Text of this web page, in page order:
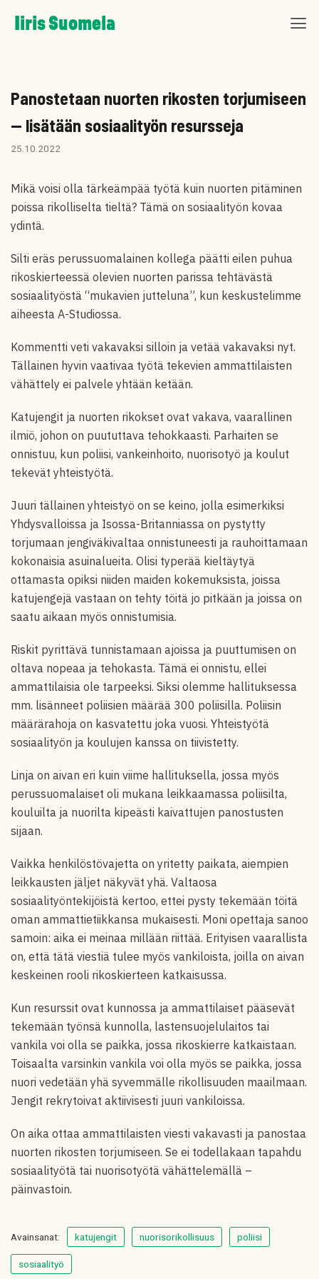
Skip
to
Iiris Suomela
Panostetaan nuorten rikosten torjumiseen
— lisätään sosiaalityön resursseja
25.10.2022
Mikä voisi olla tärkeämpää työtä kuin nuorten pitäminen
poissa rikolliselta tieltä? Tämä on sosiaalityön kovaa
ydintä.
Silti eräs perussuomalainen kollega päätti eilen puhua
rikoskierteessä olevien nuorten parissa tehtävästä
sosiaalityöstä “mukavien jutteluna”, kun keskustelimme
aiheesta A-Studiossa.
Kommentti veti vakavaksi silloin ja vetää vakavaksi nyt.
Tällainen hyvin vaativaa työtä tekevien ammattilaisten
vähättely ei palvele yhtään ketään.
Katujengit ja nuorten rikokset ovat vakava, vaarallinen
ilmiö, johon on puututtava tehokkaasti. Parhaiten se
onnistuu, kun poliisi, vankeinhoito, nuorisotyö ja koulut
tekevät yhteistyötä.
Juuri tällainen yhteistyö on se keino, jolla esimerkiksi
Yhdysvalloissa ja Isossa-Britanniassa on pystytty
torjumaan jengiväkivaltaa onnistuneesti ja rauhoittamaan
kokonaisia asuinalueita. Olisi typerää kieltäytyä
ottamasta opiksi niiden maiden kokemuksista, joissa
katujengejä vastaan on tehty töitä jo pitkään ja joissa on
saatu aikaan myös onnistumisia.
Riskit pyrittävä tunnistamaan ajoissa ja puuttumisen on
oltava nopeaa ja tehokasta. Tämä ei onnistu, ellei
ammattilaisia ole tarpeeksi. Siksi olemme hallituksessa
mm. lisänneet poliisien määrää 300 poliisilla. Poliisin
määrärahoja on kasvatettu joka vuosi. Yhteistyötä
sosiaalityön ja koulujen kanssa on tiivistetty.
Linja on aivan eri kuin viime hallituksella, jossa myös
perussuomalaiset oli mukana leikkaamassa poliisilta,
kouluilta ja nuorilta kipeästi kaivattujen panostusten
sijaan.
Vaikka henkilöstövajetta on yritetty paikata, aiempien
leikkausten jäljet näkyvät yhä. Valtaosa
sosiaalityöntekijöistä kertoo, ettei pysty tekemään töitä
oman ammattietiikkansa mukaisesti. Moni opettaja sanoo
samoin: aika ei meinaa millään riittää. Erityisen vaarallista
on, että tätä viestiä tulee myös vankiloista, joilla on aivan
keskeinen rooli rikoskierteen katkaisussa.
Kun resurssit ovat kunnossa ja ammattilaiset pääsevät
tekemään työnsä kunnolla, lastensuojelulaitos tai
vankila voi olla se paikka, jossa rikoskierre katkaistaan.
Toisaalta varsinkin vankila voi olla myös se paikka, jossa
nuori vedetään yhä syvemmälle rikollisuuden maailmaan.
Jengit rekrytoivat aktiivisesti juuri vankiloissa.
On aika ottaa ammattilaisten viesti vakavasti ja panostaa
nuorten rikosten torjumiseen. Se ei todellakaan tapahdu
sosiaalityötä tai nuorisotyötä vähättelemällä –
päinvastoin.
Avainsanat: katujengit nuorisorikollisuus poliisi
sosiaalityö